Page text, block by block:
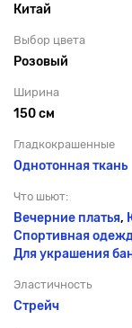
Китай
Выбор цвета
Розовый
Ширина
150 см
Гладкокрашенные
Однотонная ткань
Что шьют:
Вечерние платья,
Спортивная
Для украшения
Эластичность
Стрейч